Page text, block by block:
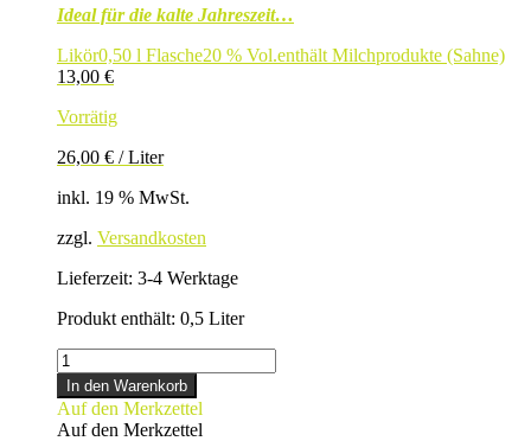
Ideal für die kalte Jahreszeit…
Likör0,50 l Flasche20 % Vol.enthält Milchprodukte (Sahne)
13,00 €
Vorrätig
26,00 € /Liter
inkl. 19 % MwSt.
zzgl. Versandkosten
Lieferzeit: 3-4 Werktage
Produkt enthält: 0,5 Liter
LEBKUCHEN-
SAHNE-
LIKÖR
Menge
In den Warenkorb
Auf den Merkzettel
Auf den Merkzettel